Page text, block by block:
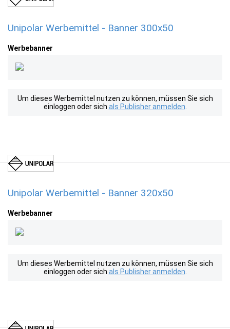
Unipolar Werbemittel - Banner 300x50
Werbebanner
Um dieses Werbemittel nutzen zu können, müssen Sie sich
einloggen oder sich als Publisher anmelden
Unipolar Werbemittel - Banner 320x50
Werbebanner
Um dieses Werbemittel nutzen zu können, müssen Sie sich
einloggen oder sich als Publisher anmelden